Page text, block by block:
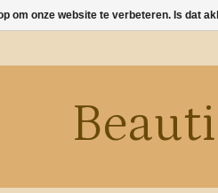
om onze website te verbeteren. Is dat